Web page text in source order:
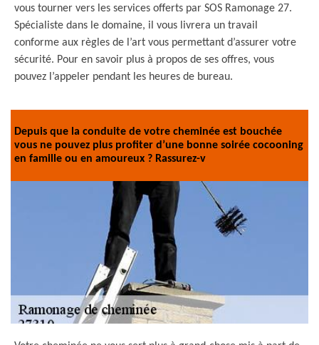
vous tourner vers les services offerts par SOS Ramonage 27.
Spécialiste dans le domaine, il vous livrera un travail
conforme aux règles de l’art vous permettant d’assurer votre
sécurité. Pour en savoir plus à propos de ses offres, vous
pouvez l’appeler pendant les heures de bureau.
Depuis que la conduite de votre cheminée est bouchée
vous ne pouvez plus profiter d’une bonne soirée cocooning
en famille ou en amoureux ? Rassurez-v